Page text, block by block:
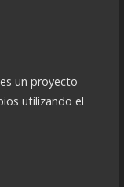
un proyecto
utilizando el